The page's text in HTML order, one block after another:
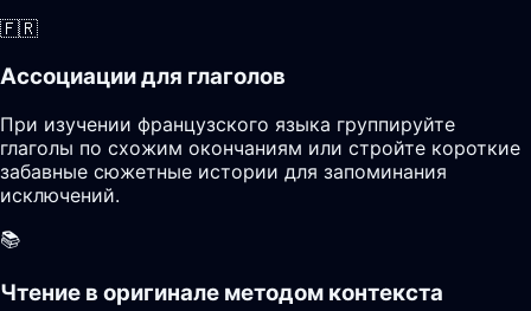
🇫🇷
Ассоциации для глаголов
При изучении французского языка группируйте
глаголы по схожим окончаниям или стройте короткие
забавные сюжетные истории для запоминания
исключений.
📚
Чтение в оригинале методом контекста